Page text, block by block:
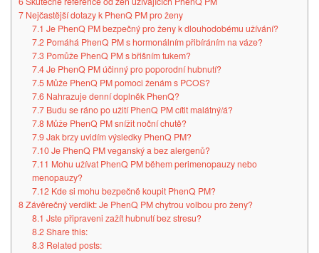
7 Nejčastější dotazy k PhenQ PM pro ženy
7.1 Je PhenQ PM bezpečný pro ženy k dlouhodobému užívání?
7.2Pomáhá PhenQ PM s hormonálním přibíráním na váze?
7.3Pomůže PhenQ PM s břišním tukem?
7.4Je PhenQ PM účinný pro poporodní hubnutí?
7.5Může PhenQ PM pomoci ženám s PCOS?
7.6Nahrazuje denní doplněk PhenQ?
7.7Budu se ráno po užití PhenQ PM cítit malátný/á?
7.8Může PhenQ PM snížit noční chutě?
7.9Jak brzy uvidím výsledky PhenQ PM?
7.10Je PhenQ PM veganský a bez alergenů?
7.11 Mohu užívat PhenQ PM během perimenopauzy nebo
menopauzy?
7.12Kde si mohu bezpečně koupit PhenQ PM?
8Závěrečný verdikt: Je PhenQ PM chytrou volbou pro ženy?
8.1 Jste připraveni zažít hubnutí bez stresu?
8.2Share this:
8.3Related posts: